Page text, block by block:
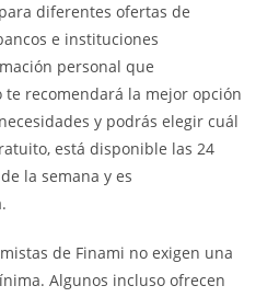
diferentes ofertas de
e instituciones
personal que
te recomendará la mejor opción
y podrás elegir cuál
está disponible las 24
la semana y es
de Finami no exigen una
Algunos incluso ofrecen